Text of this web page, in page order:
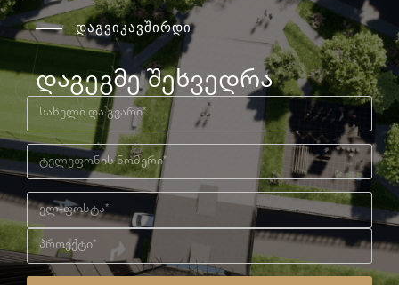
დაგვიკავშირდი
დაგეგმე შეხვედრა